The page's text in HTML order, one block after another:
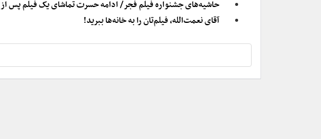
حاشیه‌های جشنواره فیلم فجر/ ادامه حسرت تماشای یک فیلم پس از ۵ سال و نامزدهای پرسش برانگیز
آقای نعمت‌الله، فیلم‌تان را به خانه‌ها ببرید!